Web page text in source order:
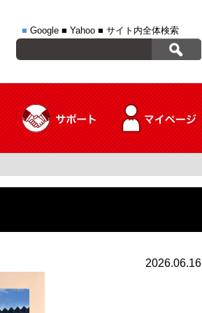
■ Google ■ Yahoo ■ サイト内全体検索
2026.06.16